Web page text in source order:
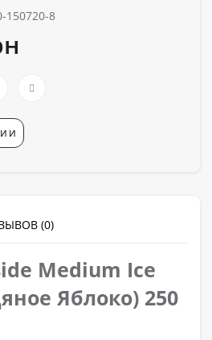
150720-8
(0)
Medium Ice
Яблоко) 250